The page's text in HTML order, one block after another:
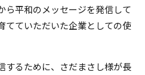
ら平和のメッセージを発信して
てていただいた企業としての使
するために、さだまさし様が長